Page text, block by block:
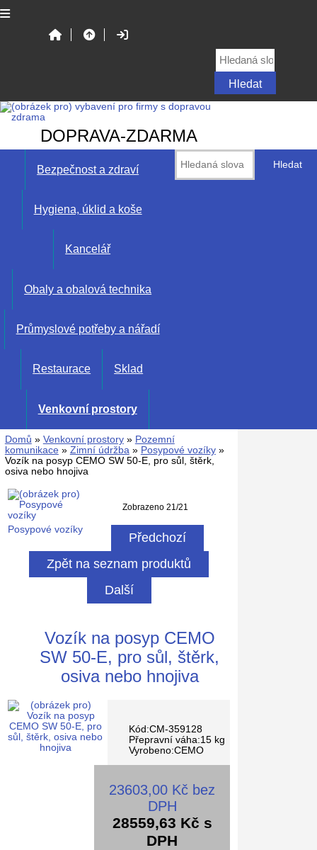
DOPRAVA-ZDARMA
Bezpečnost a zdraví
Hygiena, úklid a koše
Kancelář
Obaly a obalová technika
Průmyslové potřeby a nářadí
Restaurace Sklad
Venkovní prostory
Domů » Venkovní prostory» Pozemní
komunikace» Zimní údržba » Posypové vozíky»
Vozík na posyp CEMO SW 50-E, pro sůl, štěrk,
osiva nebo hnojiva
Posypové vozíky
Zobrazeno 21/21
Předchozí
Zpět na seznam produktů
Další
Vozík na posyp CEMO
SW 50-E, pro sůl, štěrk,
osiva nebo hnojiva
Kód:CM-359128
Přepravní váha:15 kg
Vyrobeno:CEMO
23603,00 Kč bez
DPH
28559,63 Kč s
DPH